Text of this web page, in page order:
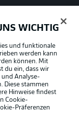
WICHTIG
und funktionale
werden kann
können. Mit
du ein, dass wir
Analyse-
Diese stammen
Hinweise findest
Cookie-
Präferenzen